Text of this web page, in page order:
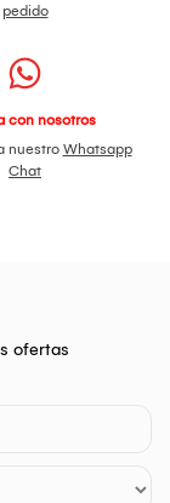
pedido
con nosotros
nuestro Whatsapp
Chat
ofertas